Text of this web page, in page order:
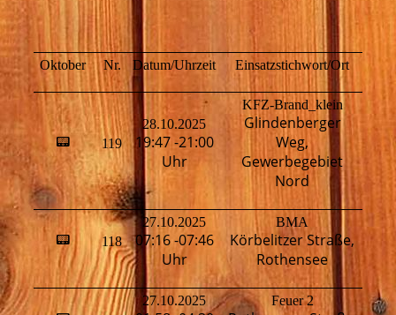
Oktober Nr. Datum/Uhrzeit Einsatzstichwort/Ort
📟 119
28.10.2025
19:47 -21:00
Uhr
KFZ-Brand_klein
Glindenberger
Weg,
Gewerbegebiet
Nord
📟 118
27.10.2025
07:16 -07:46
Uhr
BMA
Körbelitzer Straße,
Rothensee
27.10.2025 Feuer 2